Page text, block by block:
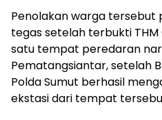
Penolakan warga tersebut
tegas setelah terbukti THM
satu tempat peredaran
Pematangsiantar, setelah
Polda Sumut berhasil
ekstasi dari tempat